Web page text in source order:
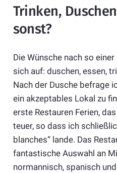
Trinken,
sonst?
Die Wünsche nach so
sich auf: duschen, essen,
Nach der Dusche befrage
ein akzeptables Lokal zu
erste Restauren Ferien,
teuer, so dass ich
blanches“ lande. Das
fantastische Auswahl an
normannisch, spanisch